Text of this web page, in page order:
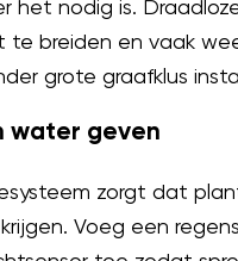
het nodig is.
te breiden en vaak
grote graafklus
water geven
zorgt dat
Voeg een